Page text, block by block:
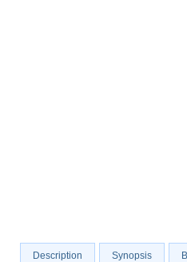
Description Synopsis